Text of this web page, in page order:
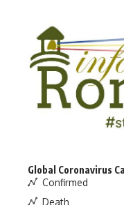
Global Coronavirus
Confirmed
Death